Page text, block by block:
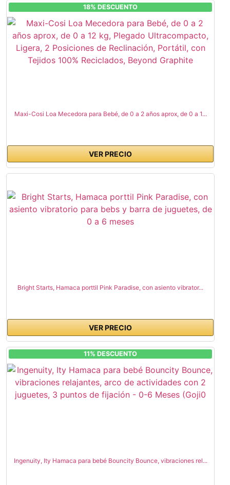
18% DESCUENTO
Maxi-Cosi Loa Mecedora para Bebé, de 0 a 2 años aprox, de 0 a 1...
VER PRECIO
Bright Starts, Hamaca porttil Pink Paradise, con asiento vibrator...
VER PRECIO
11% DESCUENTO
Ingenuity, Ity Hamaca para bebé Bouncity Bounce, vibraciones rel...